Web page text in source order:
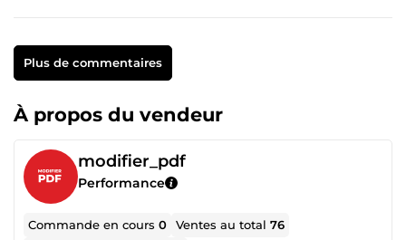
Plus de commentaires
À propos du vendeur
modifier_pdf
Performance
Commande en cours0 Ventes au total76